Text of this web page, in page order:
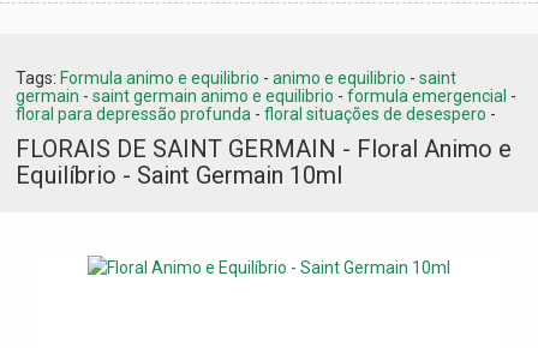
Tags: Formula animo e equilibrio -animo e equilibrio -saint
germain -saint germain animo e equilibrio -formula emergencial -
floral para depressão profunda -floral situações de desespero -
FLORAIS DE SAINT GERMAIN - Floral Animo e
Equilíbrio - Saint Germain 10ml